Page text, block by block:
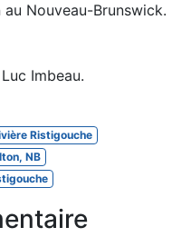
Nouveau-Brunswick.
Imbeau.
Ristigouche
NB